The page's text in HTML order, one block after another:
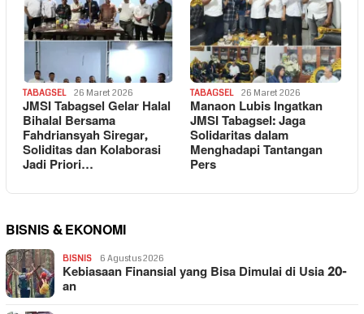
TABAGSEL 26 Maret 2026
JMSI Tabagsel Gelar Halal
Bihalal Bersama
Fahdriansyah Siregar,
Soliditas dan Kolaborasi
Jadi Priori…
TABAGSEL 26 Maret 2026
Manaon Lubis Ingatkan
JMSI Tabagsel: Jaga
Solidaritas dalam
Menghadapi Tantangan
Pers
BISNIS & EKONOMI
BISNIS 6 Agustus 2026
Kebiasaan Finansial yang Bisa Dimulai di Usia 20-
an